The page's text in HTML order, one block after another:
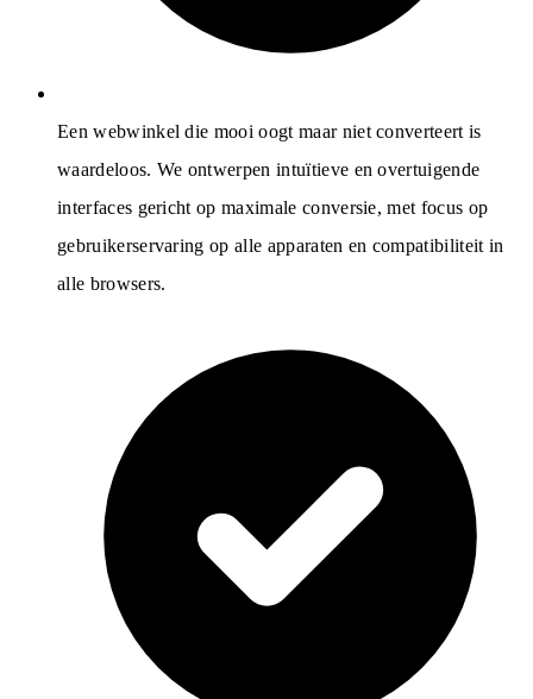
Een webwinkel die mooi oogt maar niet converteert is
waardeloos. We ontwerpen intuïtieve en overtuigende
interfaces gericht op maximale conversie, met focus op
gebruikerservaring op alle apparaten en compatibiliteit in
alle browsers.